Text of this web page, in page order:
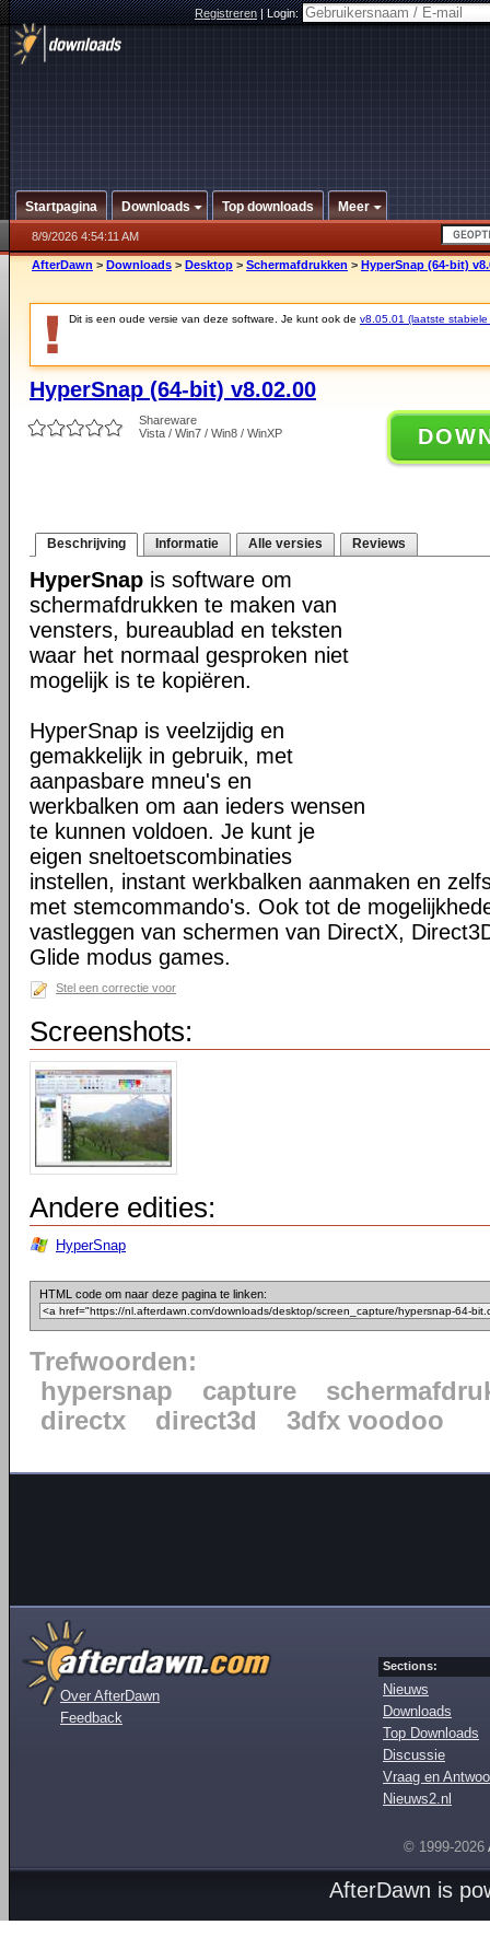
Registreren|Login:
Startpagina Downloads Top downloads Meer
8/9/2026 4:54:11 AM
AfterDawn > Downloads > Desktop > Schermafdrukken > HyperSnap (64-bit)
Dit is een oude versie van deze software. Je kunt ook de v8.05.01 (laatste stabiele
HyperSnap (64-bit) v8.02.00
Shareware
Vista / Win7 / Win8 / WinXP
Beschrijving Informatie Alle versies Reviews
HyperSnap is software om
schermafdrukken te maken van
vensters, bureaublad en teksten
waar het normaal gesproken niet
mogelijk is te kopiëren.
HyperSnap is veelzijdig en
gemakkelijk in gebruik, met
aanpasbare mneu's en
werkbalken om aan ieders wensen
te kunnen voldoen. Je kunt je
eigen sneltoetscombinaties
instellen, instant werkbalken aanmaken en
met stemcommando's. Ook tot de
vastleggen van schermen van DirectX,
Glide modus games.
Stel een correctie voor
Screenshots:
Andere edities:
HyperSnap
HTML code om naar deze pagina te linken:
Trefwoorden:
hypersnap
capture
directx
direct3d 3dfx voodoo
Over AfterDawn
Feedback
Sections:
Nieuws
Downloads
Top Downloads
Discussie
Vraag en
Nieuws2.nl
© 1999-2026
AfterDawn is